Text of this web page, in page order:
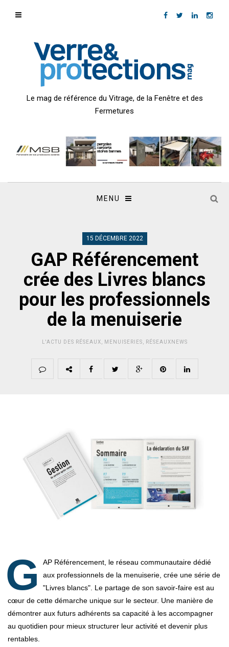
Le mag de référence du Vitrage, de la Fenêtre et des
Fermetures
MENU
15 DÉCEMBRE 2022
GAP Référencement
crée des Livres blancs
pour les professionnels
de la menuiserie
L'ACTU DES RÉSEAUX MENUISERIES RÉSEAUXNEWS
G
AP Référencement, le réseau communautaire dédié
aux professionnels de la menuiserie, crée une série de
"Livres blancs". Le partage de son savoir-faire est au
cœur de cette démarche unique sur le secteur. Une manière de
démontrer aux futurs adhérents sa capacité à les accompagner
au quotidien pour mieux structurer leur activité et devenir plus
rentables.